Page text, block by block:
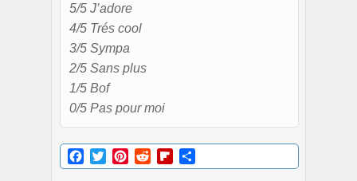
5/5 J’adore
4/5 Trés cool
3/5 Sympa
2/5 Sans plus
1/5 Bof
0/5 Pas pour moi
Facebook
TwitterPinterestRedditFlipboard